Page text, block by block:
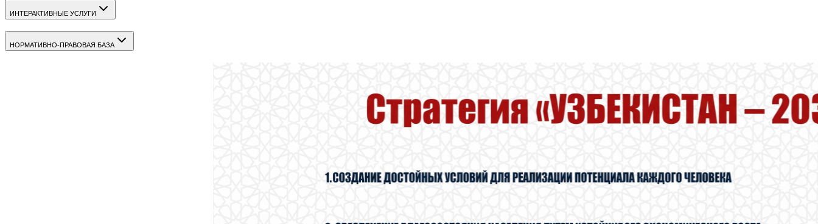
ИНТЕРАКТИВНЫЕ УСЛУГИ
НОРМАТИВНО-ПРАВОВАЯ БАЗА